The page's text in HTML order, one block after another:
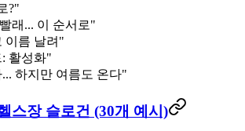
?"
래... 이 순서로"
이름 날려"
활성화"
하지만 여름도 온다"
스장 슬로건 (30개 예시)